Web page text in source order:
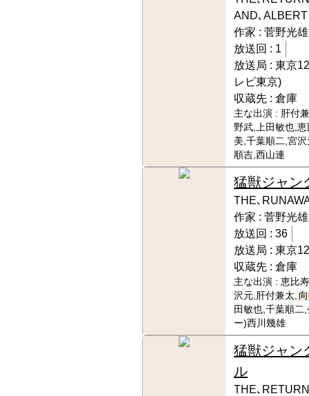
AND､ALBERT
作家 : 菅野光
放送回 : 1
放送局 : 東京
レビ東京)
収蔵先 : 倉庫
主な出演 : 肝付
野武,上田敏也,
美,千葉順二,宮
順吉,西山連
猛獣ジャン
THE､
作家 : 菅野光
放送回 : 36
放送局 : 東京
収蔵先 : 倉庫
主な出演 : 恵比
沢元,肝付兼太,
田敏也,千葉順二
ー)西川幾雄
猛獣ジャン
ル
THE､